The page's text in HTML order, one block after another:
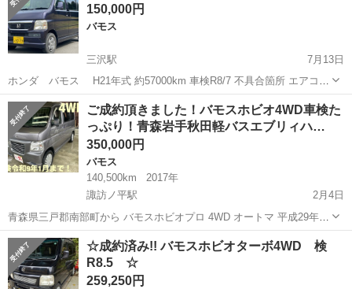
数： 5...
150,000円
バモス
三沢駅
7月13日
ホンダ バモス H21年式 約57000km 車検R8/7 不具合箇所 エアコン
の効きが悪いです。 コンプレッサー作動音、ファンは回るのでガスが
少ないと思われます。 たまにベルト鳴きがします。 恐らくベルトの劣
化だと...
青森 三沢市 三沢駅 バモス ホンダバモス
ご成約頂きました！バモスホビオ4WD車検た
っぷり！青森岩手秋田軽バスエブリィハ…
350,000円
バモス
140,500km
2017年
諏訪ノ平駅
2月4日
青森県三戸郡南部町から バモスホビオプロ 4WD オートマ 平成29年式
走行140500キロ 車検令和9年1月まで ブリヂストン、バリ溝スタッド
レスタイヤ装着済み！ キーレス CDデッキ付き 中古車検索サイトgoo
ネット...
青森 三戸郡 諏訪ノ平駅 バモスホビオ
☆成約済み!! バモスホビオターボ4WD 検
R8.5 ☆
259,250円